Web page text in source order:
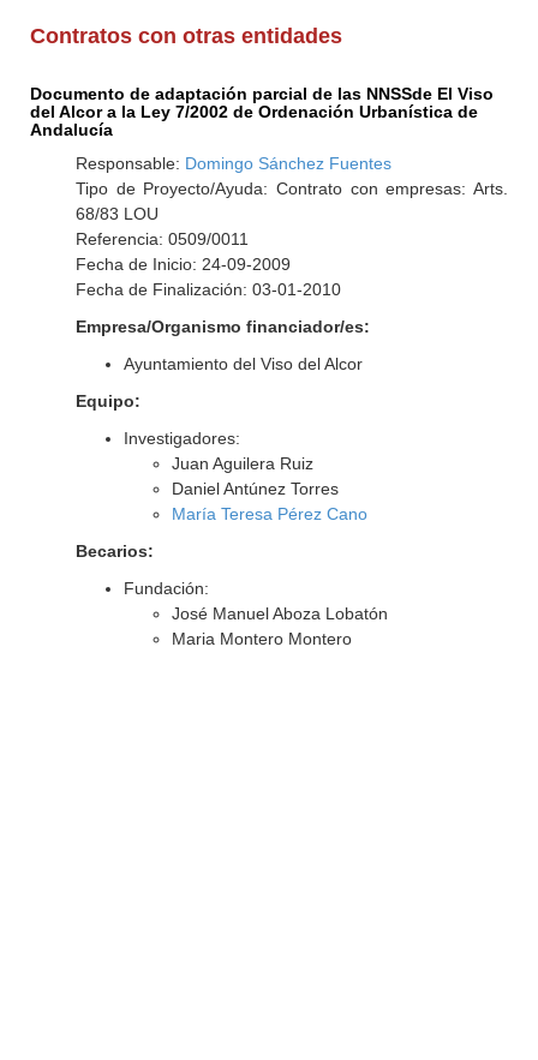
Contratos con otras entidades
Documento de adaptación parcial de las NNSSde El Viso
del Alcor a la Ley 7/2002 de Ordenación Urbanística de
Andalucía
Responsable: Domingo Sánchez Fuentes
Tipo de Proyecto/Ayuda: Contrato con empresas: Arts.
68/83 LOU
Referencia: 0509/0011
Fecha de Inicio: 24-09-2009
Fecha de Finalización: 03-01-2010
Empresa/Organismo financiador/es:
Ayuntamiento del Viso del Alcor
Equipo:
Investigadores:
Juan Aguilera Ruiz
Daniel Antúnez Torres
María Teresa Pérez Cano
Becarios:
Fundación:
José Manuel Aboza Lobatón
Maria Montero Montero